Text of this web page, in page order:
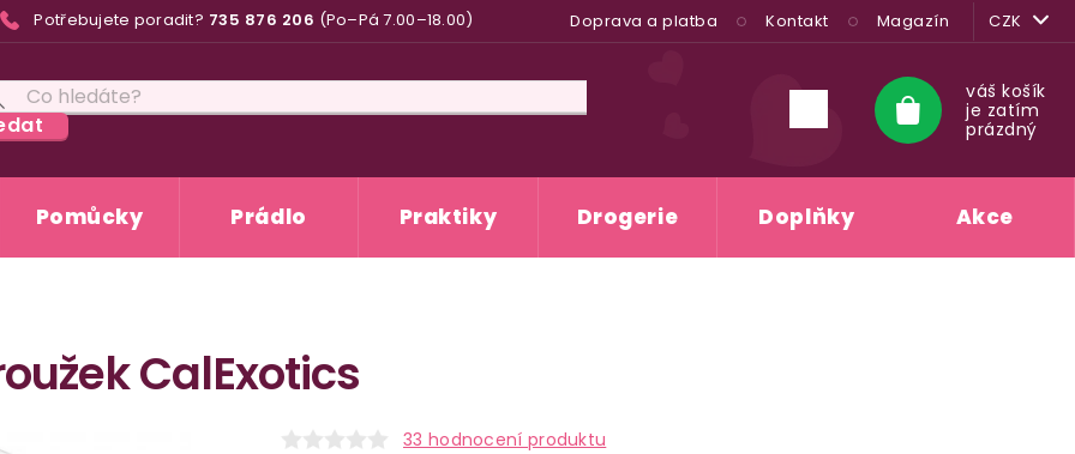
Potřebujete poradit? 735 876 206 (Po–Pá 7.00–18.00) Doprava a platba Kontakt Magazín CZK
Nákupní
košík
váš košík
je zatím
prázdný
Pomůcky Prádlo Praktiky Drogerie Doplňky Akce
CalExotics
33 hodnocení produktu